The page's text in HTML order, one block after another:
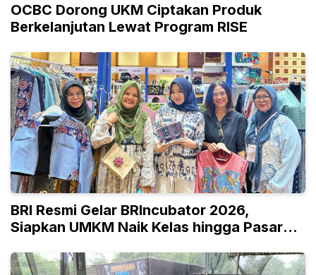
OCBC Dorong UKM Ciptakan Produk
Berkelanjutan Lewat Program RISE
BRI Resmi Gelar BRIncubator 2026,
Siapkan UMKM Naik Kelas hingga Pasar